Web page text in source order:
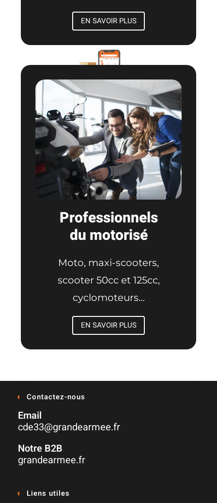
EN SAVOIR PLUS
Professionnels
du motorisé
Moto, maxi-scooters,
scooter 50cc et 125cc,
cyclomoteurs…
EN SAVOIR PLUS
Contactez-nous
Email
cde33@grandearmee.fr
Notre B2B
grandearmee.fr
Liens utiles